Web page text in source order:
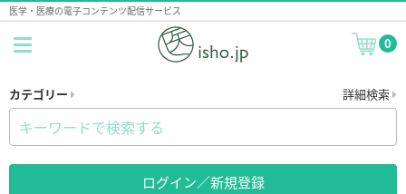
医学・医療の電子コンテンツ配信サービス
0
カテゴリー 詳細検索
ログイン／新規登録